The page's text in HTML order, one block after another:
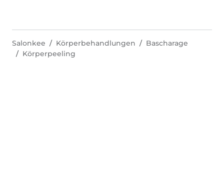
Salonkee Körperbehandlungen
Bascharage
Körperpeeling